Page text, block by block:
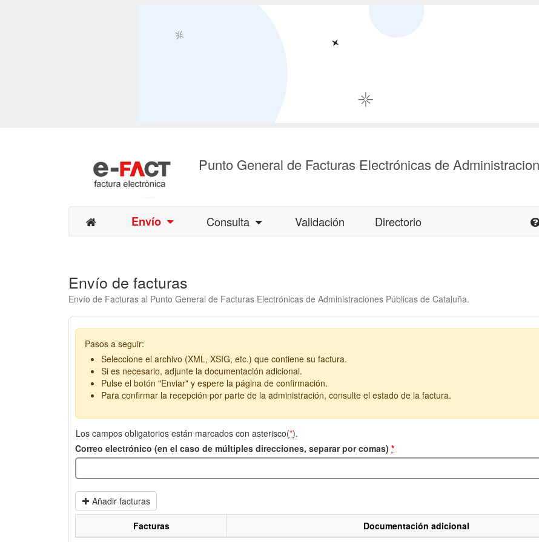
Punto General de Facturas Electrónicas de
Envío Consulta Validación Directorio
Envío de facturas
Envío de Facturas al Punto General de Facturas Electrónicas de Administraciones Públicas de Cataluña.
Pasos a seguir:
Seleccione el archivo (XML, XSIG, etc.) que contiene su factura.
Si es necesario, adjunte la documentación adicional.
Pulse el botón "Enviar" y espere la página de confirmación.
Para confirmar la recepción por parte de la administración, consulte el estado de la factura.
Los campos obligatorios están marcados con asterisco(*).
Correo electrónico (en el caso de múltiples direcciones, separar por comas) *
Añadir facturas
Facturas Documentación adicional